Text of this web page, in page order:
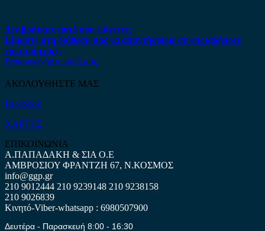
Δεν βρήκατε αυτό που ψάχνετε;
Είμαστε στη διάθεση σας να απαντήσουμε σε οποιαδήποτε
ερώτηση σας.
Επικοινωνήστε μαζί μας
ΑΚΟΛΟΥΘΗΣΤΕ ΜΑΣ
Facebook
ΧΑΡΤΗΣ
ΕΠΙΚΟΙΝΩΝΙΑ
Α.ΠΑΠΑΔΑΚΗ & ΣΙΑ Ο.Ε
ΑΜΒΡΟΣΙΟΥ ΦΡΑΝΤΖΗ 67, Ν.ΚΟΣΜΟΣ
info@ggp.gr
210 9012444 210 9239148 210 9238158
210 9026839
Κινητό-Viber-whatsapp : 6980507900
Δευτέρα - Παρασκευή 8:00 - 16:30